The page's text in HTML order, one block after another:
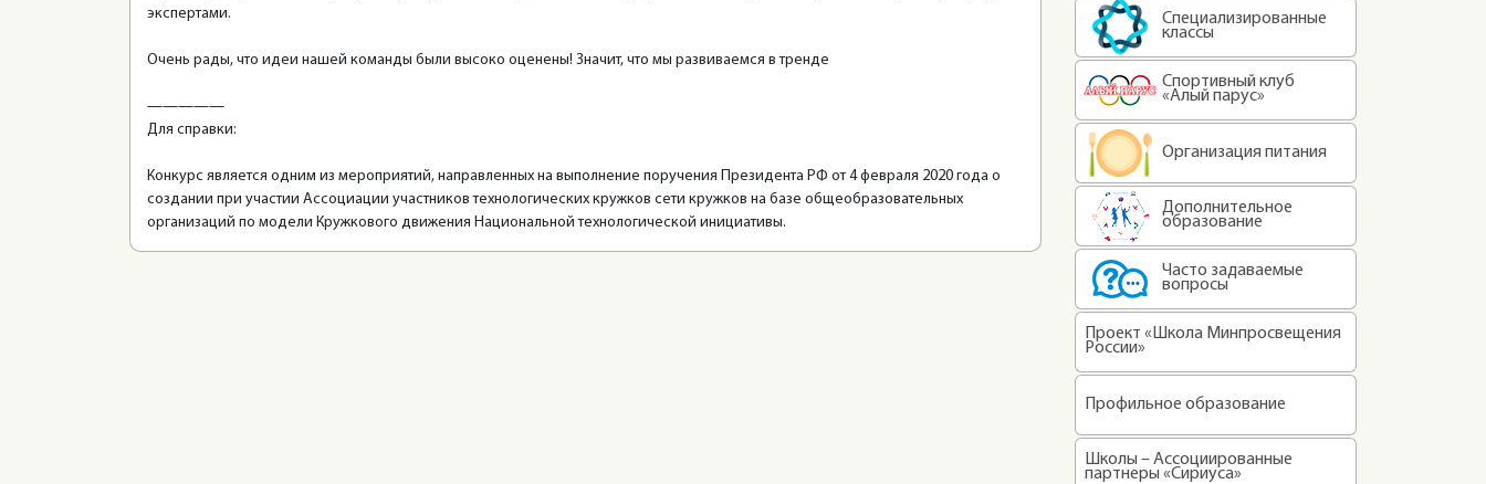
экспертами.
Очень рады, что идеи нашей команды были высоко оценены! Значит, что мы развиваемся в тренде
—————
Для справки:
Конкурс является одним из мероприятий, направленных на выполнение поручения Президента РФ от 4 февраля 2020 года о
создании при участии Ассоциации участников технологических кружков сети кружков на базе общеобразовательных
организаций по модели Кружкового движения Национальной технологической инициативы.
Специализированные
классы
Спортивный клуб
«Алый парус»
Организация питания
Дополнительное
образование
Часто задаваемые
вопросы
Проект «Школа Минпросвещения
России»
Профильное образование
Школы – Ассоциированные
партнеры «Сириуса»